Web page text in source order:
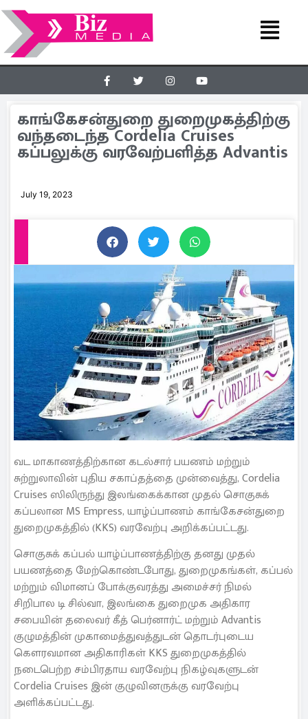
காங்கேசன்துறை துறைமுகத்திற்கு
வந்தடைந்த Cordelia Cruises
கப்பலுக்கு வரவேற்பளித்த Advantis
July 19, 2023
வட மாகாணத்திற்கான கடல்சார் பயணம் மற்றும்
சுற்றுலாவின் புதிய சகாப்தத்தை முன்வைத்து, Cordelia
Cruises ஸிலிருந்து இலங்கைக்கான முதல் சொகுசுக்
கப்பலான MS Empress, யாழ்ப்பாணம் காங்கேசன்துறை
துறைமுகத்தில் (KKS) வரவேற்பு அறிக்கப்பட்டது.
சொகுசுக் கப்பல் யாழ்ப்பாணத்திற்கு தனது முதல்
பயணத்தை மேற்கொண்டபோது, துறைமுகங்கள், கப்பல்
மற்றும் விமானப் போக்குவரத்து அமைச்சர் நிமல்
சிறிபால டி சில்வா, இலங்கை துறைமுக அதிகார
சபையின் தலைவர் கீத் பெர்னார்ட் மற்றும் Advantis
குழுமத்தின் முகாமைத்துவத்துடன் தொடர்புடைய
கௌரவமான அதிகாரிகள் KKS துறைமுகத்தில்
நடைபெற்ற சம்பிரதாய வரவேற்பு நிகழ்வுகளுடன்
Cordelia Cruises இன் குழுவினருக்கு வரவேற்பு
அளிக்கப்பட்டது.